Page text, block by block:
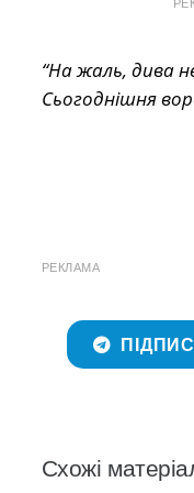
“На жаль, дива
Сьогоднішня
РЕКЛАМА
Схожі